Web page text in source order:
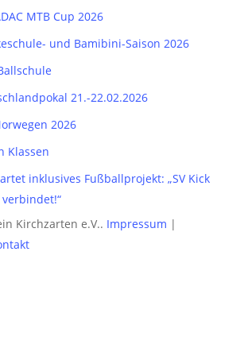
MTB Cup 2026
und Bamibini-Saison 2026
21.-22.02.2026
2026
Klassen
inklusives Fußballprojekt: „SV Kick
Kirchzarten e.V.. Impressum |